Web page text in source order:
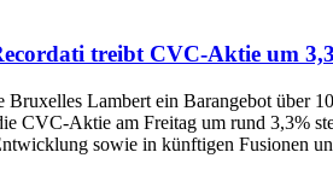
treibt CVC-Aktie um
Lambert ein Barangebot über
CVC-Aktie am Freitag um rund 3,3%
sowie in künftigen Fusionen